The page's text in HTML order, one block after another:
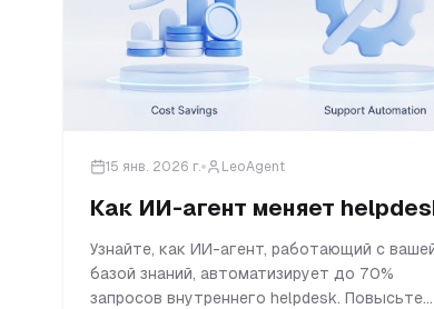
15 янв. 2026 г. LeoAgent
Как ИИ-агент меняет
Узнайте, как ИИ-агент, работающий с
базой знаний, автоматизирует до 70%
запросов внутреннего helpdesk. Повысьте